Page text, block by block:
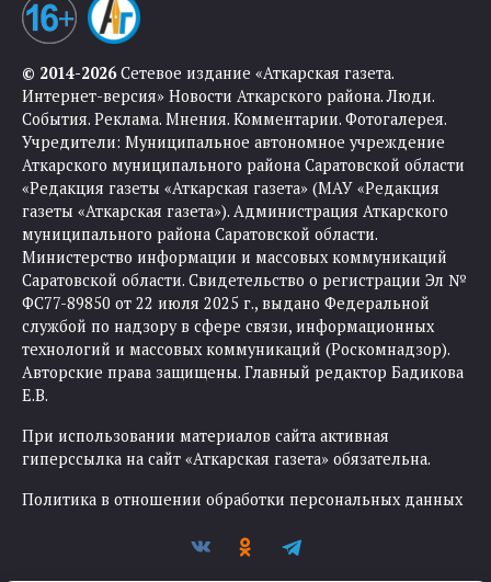
© 2014-2026Сетевое издание «Аткарская газета.
Интернет-версия» Новости Аткарского района. Люди.
События. Реклама. Мнения. Комментарии. Фотогалерея.
Учредители: Муниципальное автономное учреждение
Аткарского муниципального района Саратовской области
«Редакция газеты «Аткарская газета» (МАУ «Редакция
газеты «Аткарская газета»). Администрация Аткарского
муниципального района Саратовской области.
Министерство информации и массовых коммуникаций
Саратовской области. Свидетельство о регистрации Эл №
ФС77-89850 от 22 июля 2025 г., выдано Федеральной
службой по надзору в сфере связи, информационных
технологий и массовых коммуникаций (Роскомнадзор).
Авторские права защищены. Главный редактор Бадикова
Е.В.
При использовании материалов сайта активная
гиперссылка на сайт «Аткарская газета» обязательна.
Политика в отношении обработки персональных данных